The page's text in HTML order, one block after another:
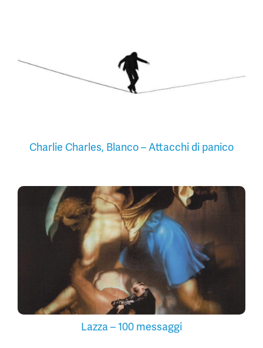
Charlie Charles, Blanco – Attacchi di panico
Lazza – 100 messaggi